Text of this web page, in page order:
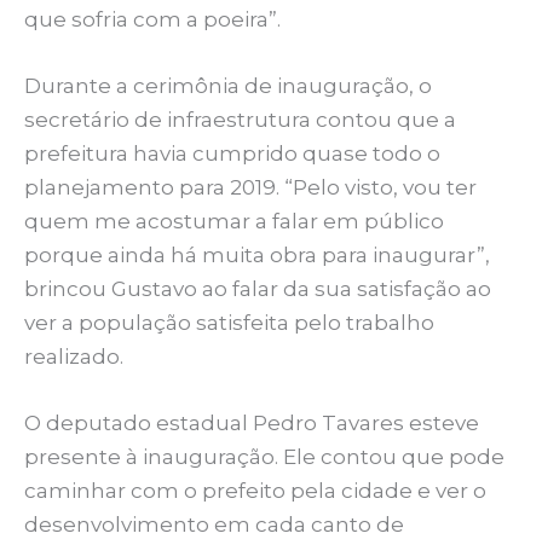
que sofria com a poeira”.
Durante a cerimônia de inauguração, o
secretário de infraestrutura contou que a
prefeitura havia cumprido quase todo o
planejamento para 2019. “Pelo visto, vou ter
quem me acostumar a falar em público
porque ainda há muita obra para inaugurar”,
brincou Gustavo ao falar da sua satisfação ao
ver a população satisfeita pelo trabalho
realizado.
O deputado estadual Pedro Tavares esteve
presente à inauguração. Ele contou que pode
caminhar com o prefeito pela cidade e ver o
desenvolvimento em cada canto de